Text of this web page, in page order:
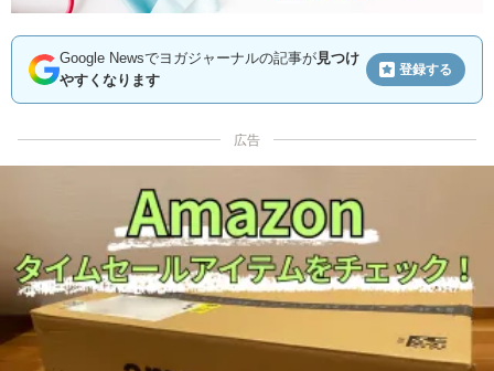
Google Newsでヨガジャーナルの記事が見つけ
やすくなります
登録する
広告